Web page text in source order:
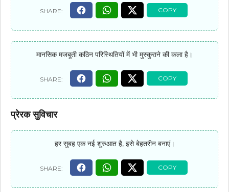
मानसिक मजबूती कठिन परिस्थितियों में भी मुस्कुराने की कला है।
प्रेरक सुविचार
हर सुबह एक नई शुरुआत है, इसे बेहतरीन बनाएं।